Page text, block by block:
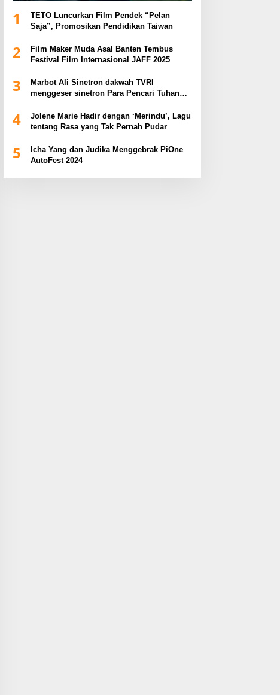
1
TETO Luncurkan Film Pendek “Pelan
Saja”, Promosikan Pendidikan Taiwan
2
Film Maker Muda Asal Banten Tembus
Festival Film Internasional JAFF 2025
3
Marbot Ali Sinetron dakwah TVRI
menggeser sinetron Para Pencari Tuhan
4
Jolene Marie Hadir dengan ‘Merindu’, Lagu
tentang Rasa yang Tak Pernah Pudar
5
Icha Yang dan Judika Menggebrak PiOne
AutoFest 2024